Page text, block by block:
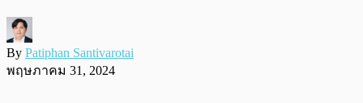
By Patiphan Santivarotai
พฤษภาคม 31, 2024